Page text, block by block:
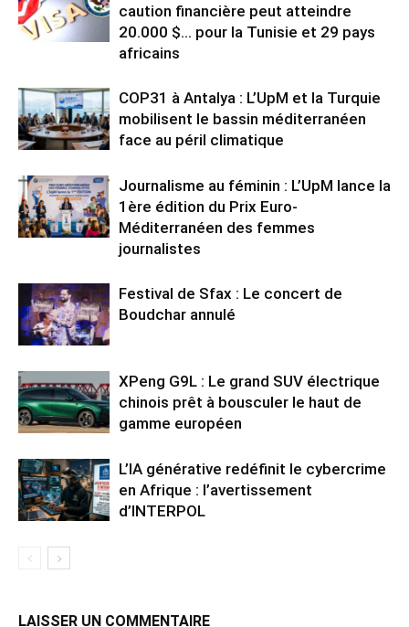
caution financière peut atteindre
20.000 $… pour la Tunisie et 29 pays
africains
COP31 à Antalya : L’UpM et la Turquie
mobilisent le bassin méditerranéen
face au péril climatique
Journalisme au féminin : L’UpM lance la
1ère édition du Prix Euro-
Méditerranéen des femmes
journalistes
Festival de Sfax : Le concert de
Boudchar annulé
XPeng G9L : Le grand SUV électrique
chinois prêt à bousculer le haut de
gamme européen
L’IA générative redéfinit le cybercrime
en Afrique : l’avertissement
d’INTERPOL
LAISSER UN COMMENTAIRE